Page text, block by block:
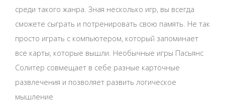
среди такого жанра. Зная несколько игр, вы всегда
сможете сыграть и потренировать свою память. Не так
просто играть с компьютером, который запоминает
все карты, которые вышли. Необычные игры Пасьянс
Солитер совмещает в себе разные карточные
развлечения и позволяет развить логическое
мышление